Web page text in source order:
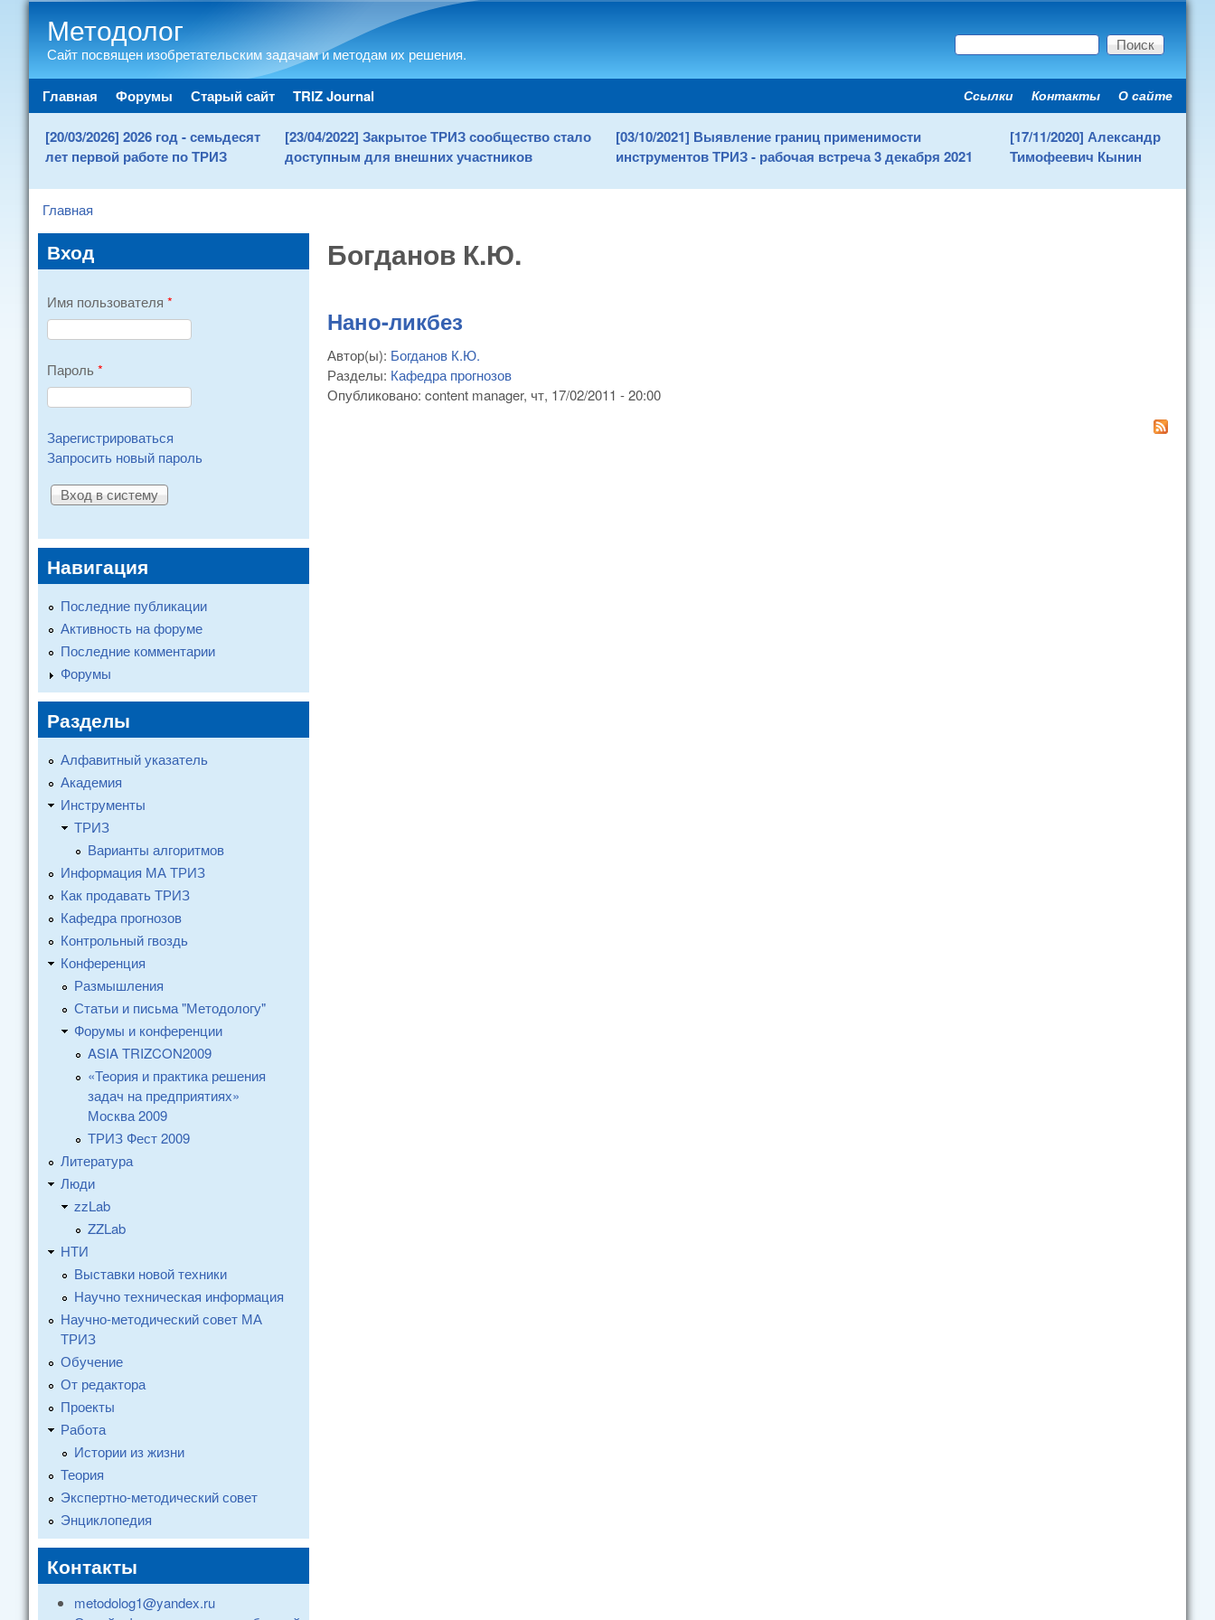
Методолог
Сайт посвящен изобретательским задачам и методам их решения. Форма поиска
Поиск
Main menu
Главная Форумы Старый сайт TRIZ Journal Secondary menu
Ссылки Контакты О сайте
[20/03/2026] 2026 год - семьдесят
лет первой работе по ТРИЗ
[23/04/2022] Закрытое ТРИЗ сообщество стало
доступным для внешних участников
[03/10/2021] Выявление границ применимости
инструментов ТРИЗ - рабочая встреча 3 декабря 2021
[17/11/2020] Александр
Тимофеевич Кынин
You are here
Главная
Богданов К.Ю.
Нано-ликбез
Автор(ы): Богданов К.Ю.
Разделы: Кафедра прогнозов
Опубликовано: content manager, чт, 17/02/2011 - 20:00
Вход
Имя пользователя *
Пароль *
Зарегистрироваться
Запросить новый пароль
Навигация
Последние публикации
Активность на форуме
Последние комментарии
Форумы
Разделы
Алфавитный указатель
Академия
Инструменты
ТРИЗ
Варианты алгоритмов
Информация МА ТРИЗ
Как продавать ТРИЗ
Кафедра прогнозов
Контрольный гвоздь
Конференция
Размышления
Статьи и письма "Методологу"
Форумы и конференции
ASIA TRIZCON2009
«Теория и практика решения
задач на предприятиях»
Москва 2009
ТРИЗ Фест 2009
Литература
Люди
zzLab
ZZLab
НТИ
Выставки новой техники
Научно техническая информация
Научно-методический совет МА
ТРИЗ
Обучение
От редактора
Проекты
Работа
Истории из жизни
Теория
Экспертно-методический совет
Энциклопедия
Контакты
metodolog1@yandex.ru